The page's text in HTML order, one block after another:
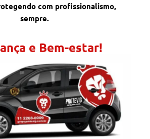
com profissionalismo,
sempre.
e Bem-estar!